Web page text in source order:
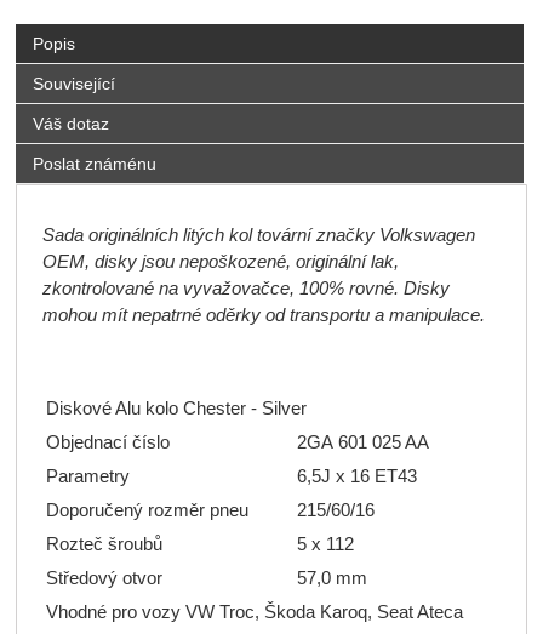
Popis
Související
Váš dotaz
Poslat známénu
Sada originálních litých kol tovární značky Volkswagen
OEM, disky jsou nepoškozené, originální lak,
zkontrolované na vyvažovačce, 100% rovné. Disky
mohou mít nepatrné oděrky od transportu a manipulace.
Diskové Alu kolo Chester - Silver
Objednací číslo
2GA 601 025 AA
Parametry
6,5J x 16 ET43
Doporučený rozměr pneu
215/60/16
Rozteč šroubů
5 x 112
Středový otvor
57,0 mm
Vhodné pro vozy VW Troc, Škoda Karoq, Seat Ateca